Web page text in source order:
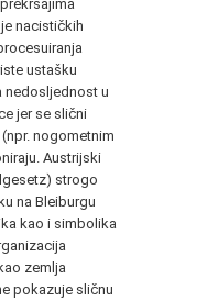
nacističkih
ustašku
nedosljednost u
jer se slični
nogometnim
Austrijski
strogo
na Bleiburgu
kao i simbolika
zemlja
pokazuje sličnu